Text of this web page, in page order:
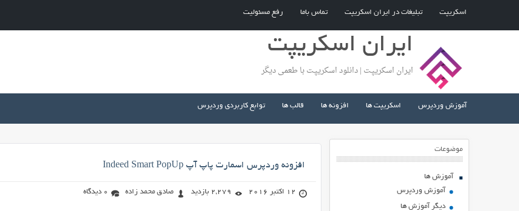
اسکریپت تبلیغات در ایران اسکریپت تماس باما رفع مسئولیت
ایران اسکریپت
ایران اسکریپت | دانلود اسکریپت با طعمی دیگر
آموزش وردپرس اسکریپت ها افزونه ها قالب ها توابع کاربردی وردپرس
موضوعات
آموزش ها
آموزش وردپرس
دیگر آموزش ها
افزونه وردپرس اسمارت پاپ آپ Indeed Smart PopUp
12 اکتبر 2016 2,279 بازدید صادق محمد زاده 0 دیدگاه